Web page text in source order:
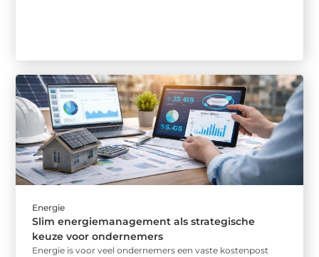
Energie
Slim energiemanagement als strategische
keuze voor ondernemers
Energie is voor veel ondernemers een vaste kostenpost